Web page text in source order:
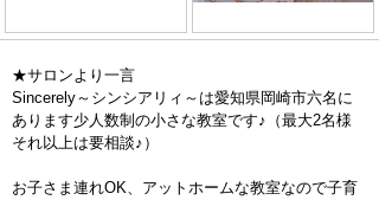
★サロンより一言
Sincerely～シンシアリィ～は愛知県岡崎市六名に
あります少人数制の小さな教室です♪（最大2名様
それ以上は要相談♪）
お子さま連れOK、アットホームな教室なので子育